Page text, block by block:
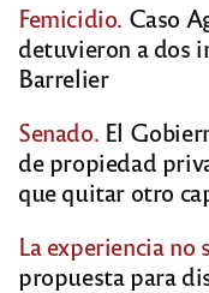
Femicidio. Caso
detuvieron a dos
Barrelier
Senado. El
de propiedad
que quitar otro
La experiencia no
propuesta para